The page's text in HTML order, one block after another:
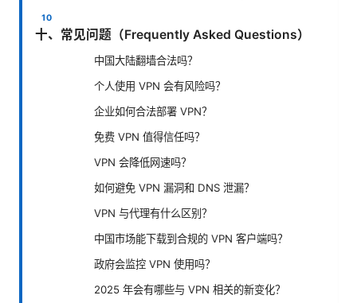
十、常见问题（Frequently Asked Questions）
中国大陆翻墙合法吗？
个人使用 VPN 会有风险吗？
企业如何合法部署 VPN？
免费 VPN 值得信任吗？
VPN 会降低网速吗？
如何避免 VPN 漏洞和 DNS 泄漏？
VPN 与代理有什么区别？
中国市场能下载到合规的 VPN 客户端吗？
政府会监控 VPN 使用吗？
2025 年会有哪些与 VPN 相关的新变化？